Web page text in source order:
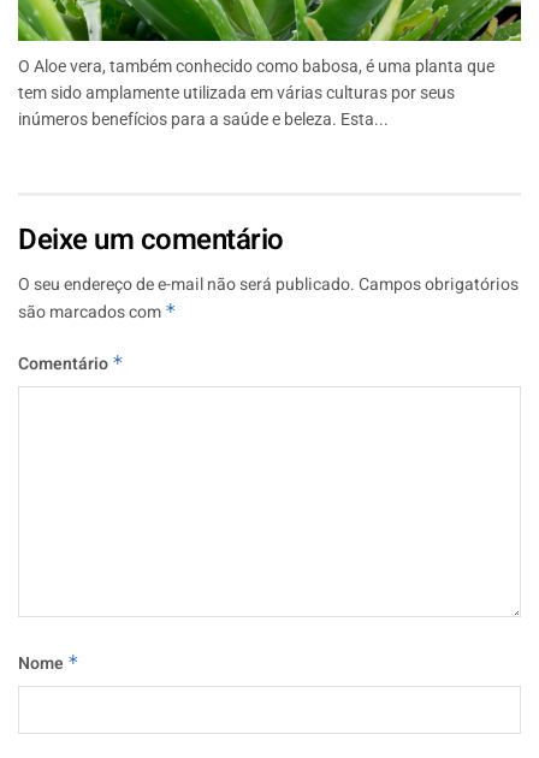
O Aloe vera, também conhecido como babosa, é uma planta que
tem sido amplamente utilizada em várias culturas por seus
inúmeros benefícios para a saúde e beleza. Esta...
Deixe um comentário
O seu endereço de e-mail não será publicado.Campos obrigatórios
são marcados com *
Comentário *
Nome *